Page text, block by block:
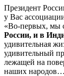
Президент
у Вас
«Во-первых, мы
России, и в
удивительная
удивительный
лежащей на
наших